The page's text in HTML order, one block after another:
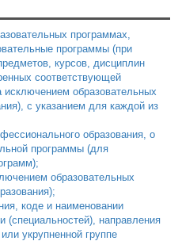
программах,
программы (при
курсов, дисциплин
соответствующей
исключением образовательных
с указанием для каждой из
образования, о
программы (для
образовательных
коде и наименовании
(специальностей), направления
укрупненной группе